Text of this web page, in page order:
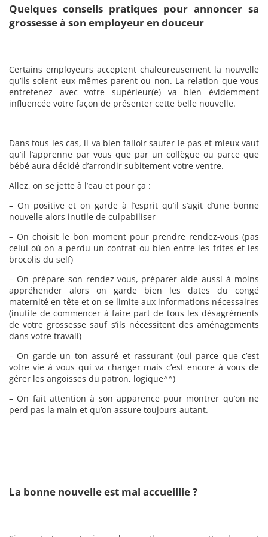
Quelques conseils pratiques pour annoncer sa
grossesse à son employeur en douceur
Certains employeurs acceptent chaleureusement la nouvelle
qu’ils soient eux-mêmes parent ou non. La relation que vous
entretenez avec votre supérieur(e) va bien évidemment
influencée votre façon de présenter cette belle nouvelle.
Dans tous les cas, il va bien falloir sauter le pas et mieux vaut
qu’il l’apprenne par vous que par un collègue ou parce que
bébé aura décidé d’arrondir subitement votre ventre.
Allez, on se jette à l’eau et pour ça :
– On positive et on garde à l’esprit qu’il s’agit d’une bonne
nouvelle alors inutile de culpabiliser
– On choisit le bon moment pour prendre rendez-vous (pas
celui où on a perdu un contrat ou bien entre les frites et les
brocolis du self)
– On prépare son rendez-vous, préparer aide aussi à moins
appréhender alors on garde bien les dates du congé
maternité en tête et on se limite aux informations nécessaires
(inutile de commencer à faire part de tous les désagréments
de votre grossesse sauf s’ils nécessitent des aménagements
dans votre travail)
– On garde un ton assuré et rassurant (oui parce que c’est
votre vie à vous qui va changer mais c’est encore à vous de
gérer les angoisses du patron, logique^^)
– On fait attention à son apparence pour montrer qu’on ne
perd pas la main et qu’on assure toujours autant.
La bonne nouvelle est mal accueillie ?